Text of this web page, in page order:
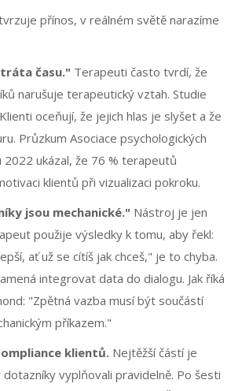
přínos, v reálném světě narazíme
času." Terapeuti často tvrdí, že
narušuje terapeutický vztah. Studie
oceňují, že jejich hlas je slyšet a že
Průzkum Asociace psychologických
2022 ukázal, že 76 % terapeutů
klientů při vizualizaci pokroku.
jsou mechanické." Nástroj je jen
použije výsledky k tomu, aby řekl:
ať už se cítíš jak chceš," je to chyba.
integrovat data do dialogu. Jak říká
"Zpětná vazba musí být součástí
příkazem."
klientů. Nejtěžší částí je
vyplňovali pravidelně. Po šesti